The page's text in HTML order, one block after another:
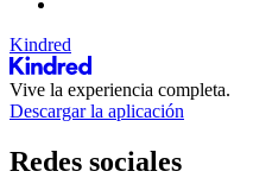
Kindred
Vive la experiencia completa.
Descargar la aplicación
Redes sociales